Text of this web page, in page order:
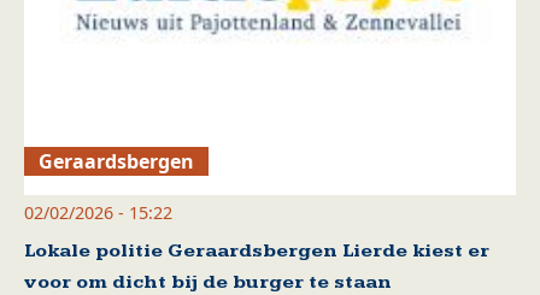
Geraardsbergen
02/02/2026 - 15:22
Lokale politie Geraardsbergen Lierde kiest er
voor om dicht bij de burger te staan